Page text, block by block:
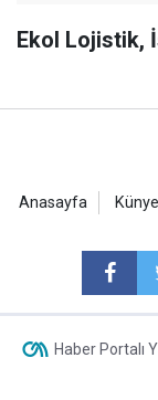
Ekol Lojistik,
Anasayfa Künye
Haber Portalı